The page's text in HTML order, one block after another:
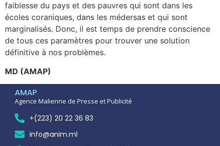
faiblesse du pays et des pauvres qui sont dans les
écoles coraniques, dans les médersas et qui sont
marginalisés. Donc, il est temps de prendre conscience
de tous ces paramètres pour trouver une solution
définitive à nos problèmes.
MD (AMAP)
AMAP
Agence Malienne de Presse et Publicité
+(223) 20 22 36 83
info@anim.ml